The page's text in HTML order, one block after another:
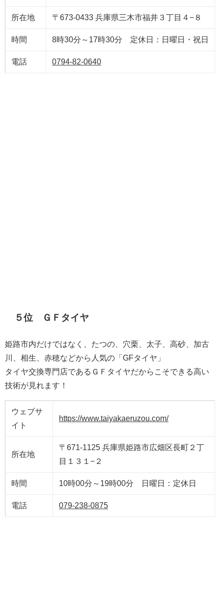
所在地 〒673-0433 兵庫県三木市福井３丁目４−８
時間 8時30分～17時30分 定休日：日曜日・祝日
電話 0794-82-0640
５位 ＧＦタイヤ
姫路市内だけではなく、たつの、穴栗、太子、高砂、加古
川、相生、赤穂などから人気の「GFタイヤ」
​タイヤ交換専門店であるＧＦタイヤだからこそできる高い
技術が見れます！
ウェブサ
イト
https://www.taiyakaeruzou.com/
所在地
〒671-1125 兵庫県姫路市広畑区長町２丁
目１３１−２
時間 10時00分～19時00分 日曜日：定休日
電話 079-238-0875